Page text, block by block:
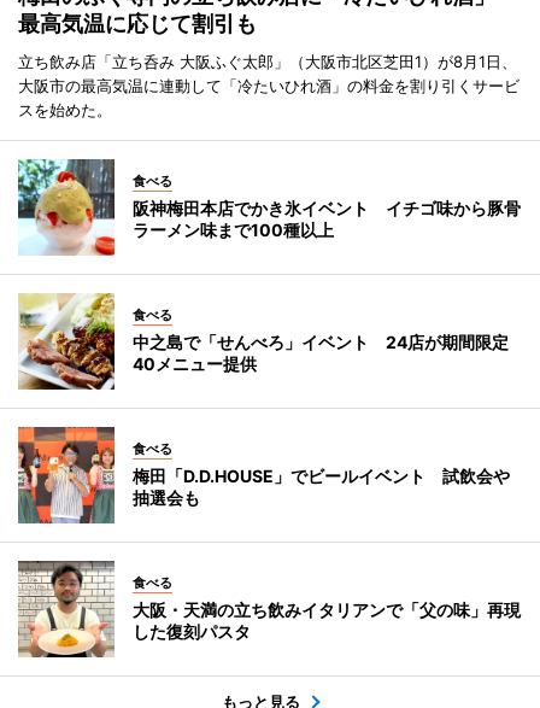
最高気温に応じて割引も
立ち飲み店「立ち呑み 大阪ふぐ太郎」（大阪市北区芝田1）が8月1日、
大阪市の最高気温に連動して「冷たいひれ酒」の料金を割り引くサービ
スを始めた。
食べる
阪神梅田本店でかき氷イベント イチゴ味から豚骨
ラーメン味まで100種以上
食べる
中之島で「せんべろ」イベント 24店が期間限定
40メニュー提供
食べる
梅田「D.D.HOUSE」でビールイベント 試飲会や
抽選会も
食べる
大阪・天満の立ち飲みイタリアンで「父の味」再現
した復刻パスタ
もっと見る